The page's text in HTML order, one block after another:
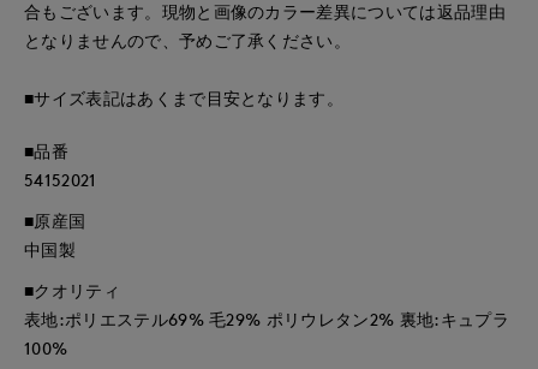
合もございます。現物と画像のカラー差異については返品理由
となりませんので、予めご了承ください。
■サイズ表記はあくまで目安となります。
■品番
54152021
■原産国
中国製
■クオリティ
表地:ポリエステル69% 毛29% ポリウレタン2% 裏地:キュプラ
100%